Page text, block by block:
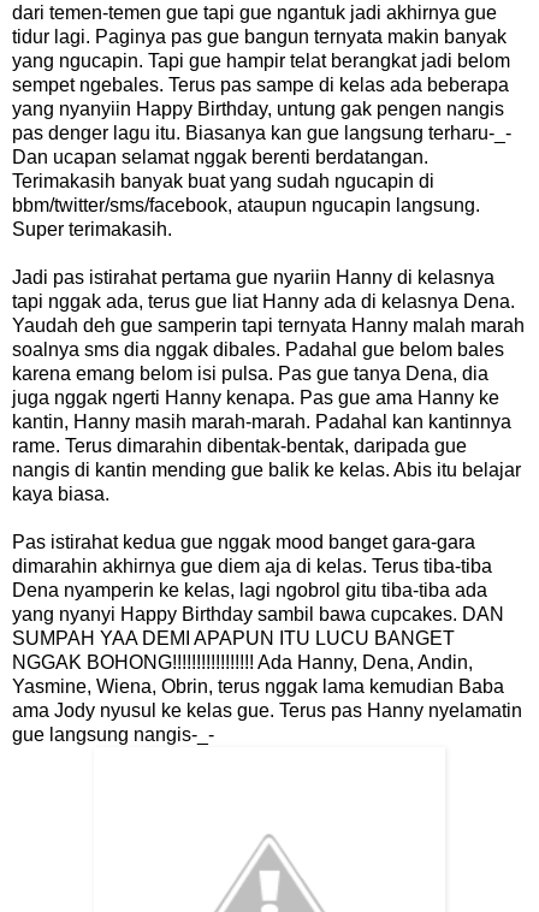
dari temen-temen gue tapi gue ngantuk jadi akhirnya gue
tidur lagi. Paginya pas gue bangun ternyata makin banyak
yang ngucapin. Tapi gue hampir telat berangkat jadi belom
sempet ngebales. Terus pas sampe di kelas ada beberapa
yang nyanyiin Happy Birthday, untung gak pengen nangis
pas denger lagu itu. Biasanya kan gue langsung terharu-_-
Dan ucapan selamat nggak berenti berdatangan.
Terimakasih banyak buat yang sudah ngucapin di
bbm/twitter/sms/facebook, ataupun ngucapin langsung.
Super terimakasih.
Jadi pas istirahat pertama gue nyariin Hanny di kelasnya
tapi nggak ada, terus gue liat Hanny ada di kelasnya Dena.
Yaudah deh gue samperin tapi ternyata Hanny malah marah
soalnya sms dia nggak dibales. Padahal gue belom bales
karena emang belom isi pulsa. Pas gue tanya Dena, dia
juga nggak ngerti Hanny kenapa. Pas gue ama Hanny ke
kantin, Hanny masih marah-marah. Padahal kan kantinnya
rame. Terus dimarahin dibentak-bentak, daripada gue
nangis di kantin mending gue balik ke kelas. Abis itu belajar
kaya biasa.
Pas istirahat kedua gue nggak mood banget gara-gara
dimarahin akhirnya gue diem aja di kelas. Terus tiba-tiba
Dena nyamperin ke kelas, lagi ngobrol gitu tiba-tiba ada
yang nyanyi Happy Birthday sambil bawa cupcakes. DAN
SUMPAH YAA DEMI APAPUN ITU LUCU BANGET
NGGAK BOHONG!!!!!!!!!!!!!!!!! Ada Hanny, Dena, Andin,
Yasmine, Wiena, Obrin, terus nggak lama kemudian Baba
ama Jody nyusul ke kelas gue. Terus pas Hanny nyelamatin
gue langsung nangis-_-